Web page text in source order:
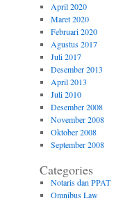
April 2020
Maret 2020
Februari 2020
Agustus 2017
Juli 2017
Desember 2013
April 2013
Juli 2010
Desember 2008
November 2008
Oktober 2008
September 2008
Categories
Notaris dan PPAT
Omnibus Law